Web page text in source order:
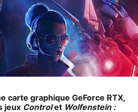
carte graphique GeForce RTX,
jeux Controlet Wolfenstein :